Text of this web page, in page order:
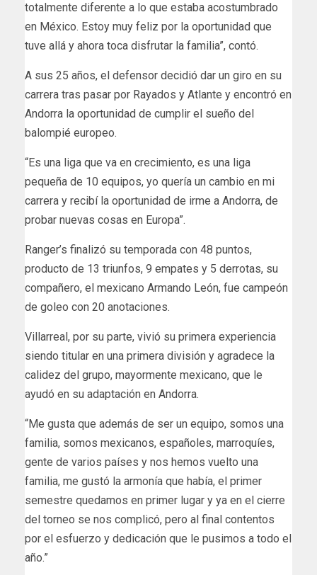
totalmente diferente a lo que estaba acostumbrado
en México. Estoy muy feliz por la oportunidad que
tuve allá y ahora toca disfrutar la familia”, contó.
A sus 25 años, el defensor decidió dar un giro en su
carrera tras pasar por Rayados y Atlante y encontró en
Andorra la oportunidad de cumplir el sueño del
balompié europeo.
“Es una liga que va en crecimiento, es una liga
pequeña de 10 equipos, yo quería un cambio en mi
carrera y recibí la oportunidad de irme a Andorra, de
probar nuevas cosas en Europa”.
Ranger’s finalizó su temporada con 48 puntos,
producto de 13 triunfos, 9 empates y 5 derrotas, su
compañero, el mexicano Armando León, fue campeón
de goleo con 20 anotaciones.
Villarreal, por su parte, vivió su primera experiencia
siendo titular en una primera división y agradece la
calidez del grupo, mayormente mexicano, que le
ayudó en su adaptación en Andorra.
“Me gusta que además de ser un equipo, somos una
familia, somos mexicanos, españoles, marroquíes,
gente de varios países y nos hemos vuelto una
familia, me gustó la armonía que había, el primer
semestre quedamos en primer lugar y ya en el cierre
del torneo se nos complicó, pero al final contentos
por el esfuerzo y dedicación que le pusimos a todo el
año.”